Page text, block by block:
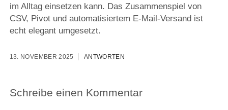
im Alltag einsetzen kann. Das Zusammenspiel von
CSV, Pivot und automatisiertem E-Mail-Versand ist
echt elegant umgesetzt.
13. NOVEMBER 2025 ANTWORTEN
Schreibe einen Kommentar